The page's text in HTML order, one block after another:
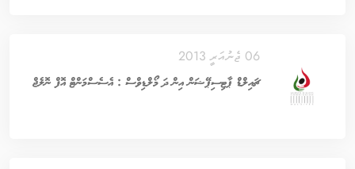
06 ޖެނުއަރީ 2013
ޗައިލްޑް ޕާޓިސިޕޭޝަން އިން ދަ މޯލްޑިވްސް : އެސެސްމަންޓް އޮފް ނޮލެޖް